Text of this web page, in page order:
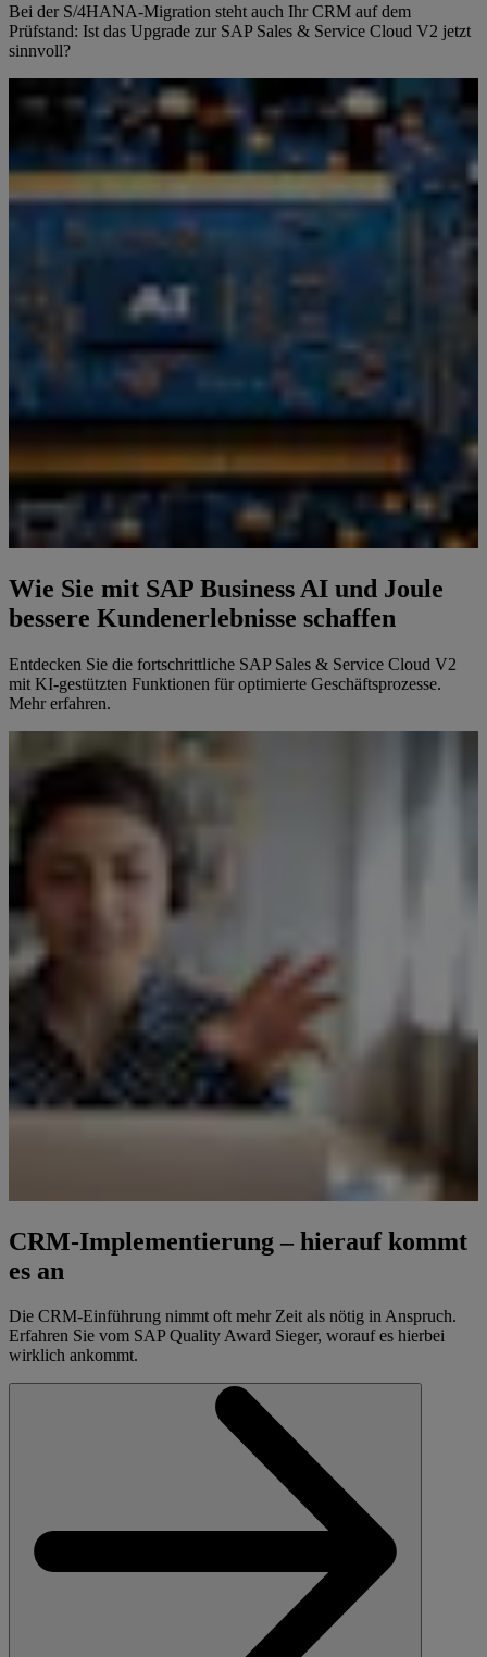
Bei der S/4HANA-Migration steht auch Ihr CRM auf dem
Prüfstand: Ist das Upgrade zur SAP Sales & Service Cloud V2 jetzt
sinnvoll?
Wie Sie mit SAP Business AI und Joule
bessere Kundenerlebnisse schaffen
Entdecken Sie die fortschrittliche SAP Sales & Service Cloud V2
mit KI-gestützten Funktionen für optimierte Geschäftsprozesse.
Mehr erfahren.
CRM-Implementierung – hierauf kommt
es an
Die CRM-Einführung nimmt oft mehr Zeit als nötig in Anspruch.
Erfahren Sie vom SAP Quality Award Sieger, worauf es hierbei
wirklich ankommt.